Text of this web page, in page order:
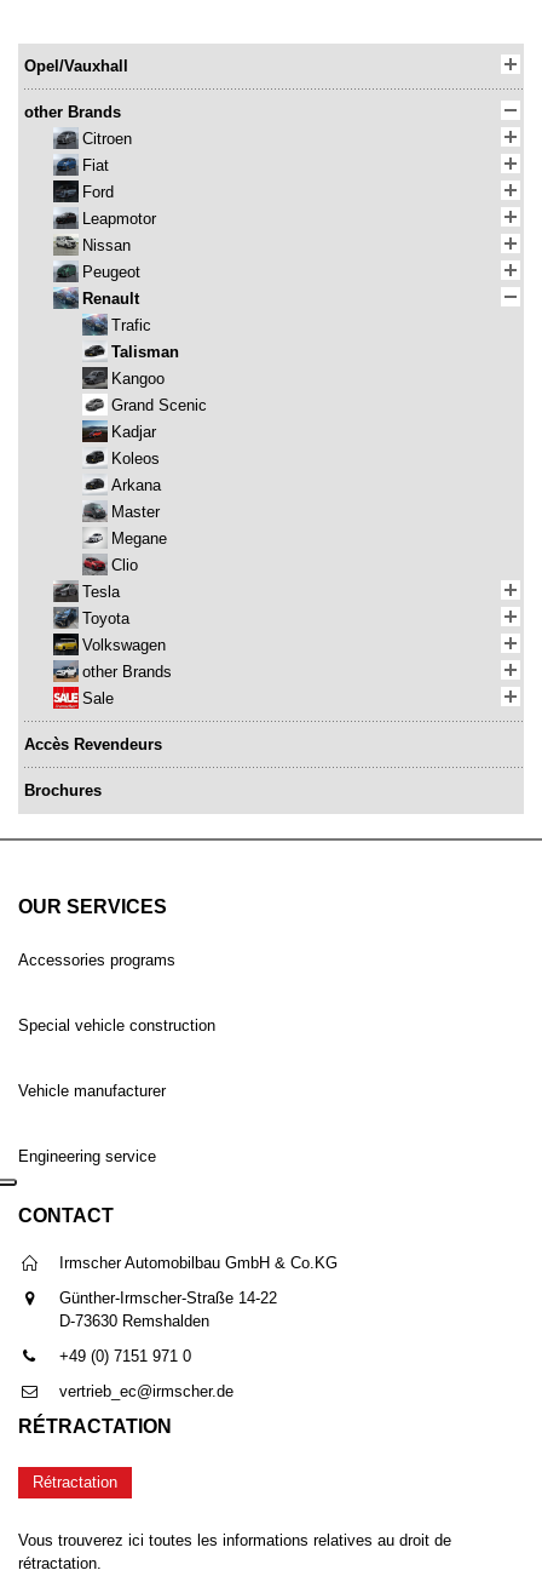
Opel/Vauxhall
other Brands
Citroen
Fiat
Ford
Leapmotor
Nissan
Peugeot
Renault
Trafic
Talisman
Kangoo
Grand Scenic
Kadjar
Koleos
Arkana
Master
Megane
Clio
Tesla
Toyota
Volkswagen
other Brands
Sale
Accès Revendeurs
Brochures
OUR SERVICES
Accessories programs
Special vehicle construction
Vehicle manufacturer
Engineering service
CONTACT
Irmscher Automobilbau GmbH & Co.KG
Günther-Irmscher-Straße 14-22
D-73630 Remshalden
+49 (0) 7151 971 0
vertrieb_ec@irmscher.de
RÉTRACTATION
Rétractation
Vous trouverez ici toutes les informations relatives au droit de
rétractation.